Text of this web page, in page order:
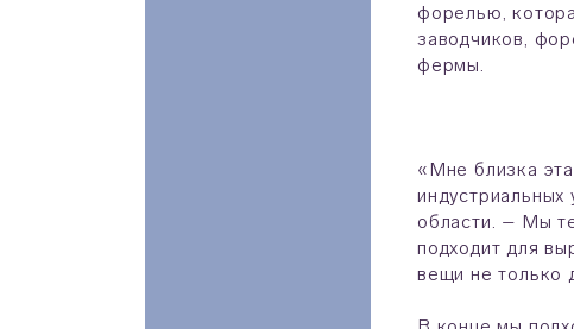
форелью,
заводчиков,
фермы.
«Мне близка
области. – Мы
подходит для
вещи не только